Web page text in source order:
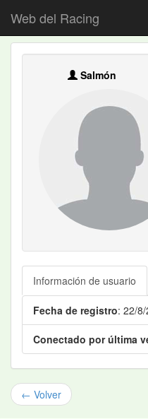
Web del Racing
Salmón
Información de usuario
Fecha de registro: 22/
Conectado por última
← Volver